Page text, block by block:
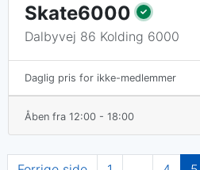
Skate6000
Dalbyvej 86 Kolding 6000
Daglig pris for ikke-medlemmer
Åben fra 12:00 - 18:00